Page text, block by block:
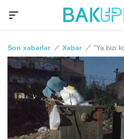
Son xəbərlər Xəbər